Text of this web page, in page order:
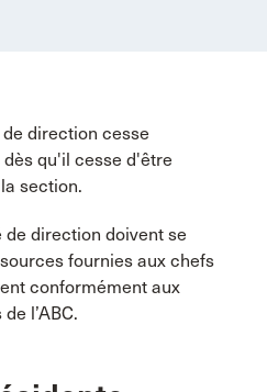
direction cesse
qu'il cesse d'être
section.
direction doivent se
fournies aux chefs
conformément aux
l’ABC.